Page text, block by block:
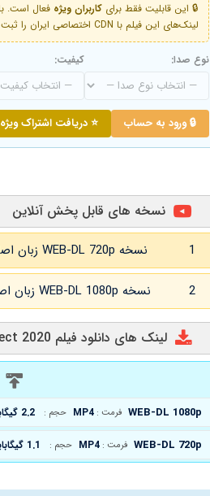
🔒 این قابلیت فقط برای کاربران ویژه
لینک‌های این فیلم با CDN اختصاصی ایران را ثبت کنید و دقایقی بعد به لینک سوم آن دسترسی خواهید داشت
نوع صدا: کیفیت:
🔒 ورود به حساب ⭐ دریافت اشتراک ویژه
نسخه های قابل پخش آنلاین
1 نسخه WEB-DL 720p زبان اصلی و
2 نسخه WEB-DL 1080p زبان اصلی و
لینک های دانلود فیلم Intersect 2020
WEB-DL 1080p فرمت : MP4 حجم : 2.2 گیگابایت
WEB-DL 720p فرمت : MP4 حجم : 1.1 گیگابایت